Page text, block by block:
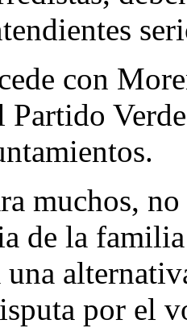
con
Partido
muchos,
de la
por el